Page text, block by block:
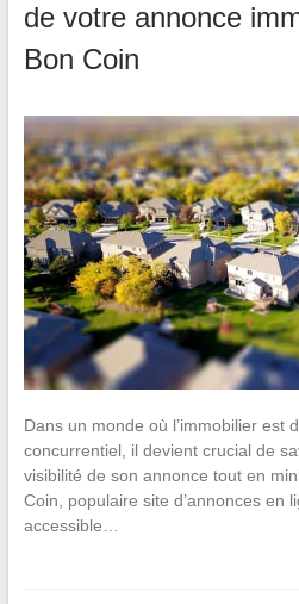
de votre annonce
Bon Coin
Dans un monde où l’immobilier est
concurrentiel, il devient crucial de
visibilité de son annonce tout en
Coin, populaire site d’annonces en
accessible…